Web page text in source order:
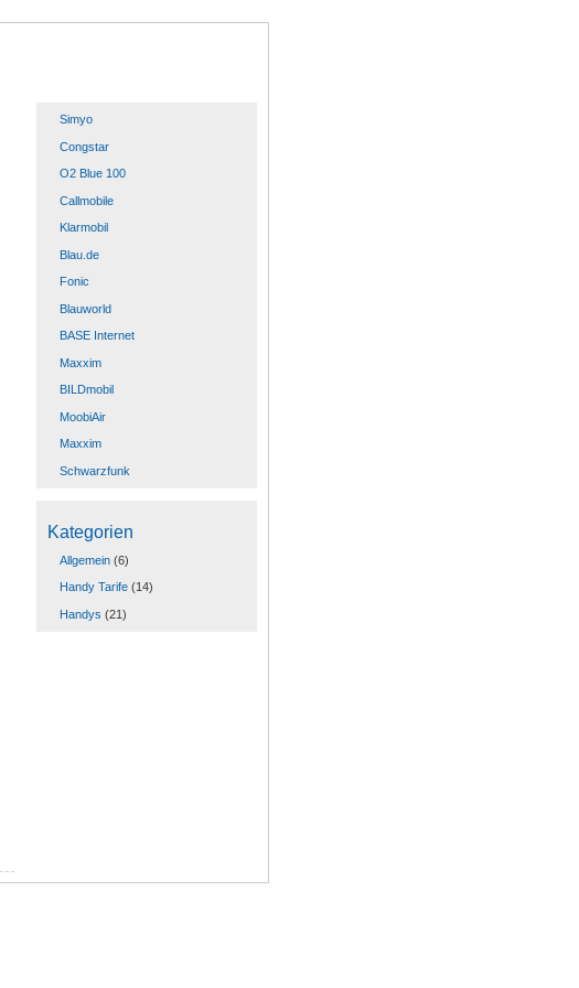
Simyo
Congstar
O2 Blue 100
Callmobile
Klarmobil
Blau.de
Fonic
Blauworld
BASE Internet
Maxxim
BILDmobil
MoobiAir
Maxxim
Schwarzfunk
Kategorien
Allgemein(6)
Handy Tarife(14)
Handys (21)